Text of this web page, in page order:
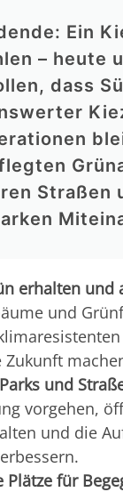
Ein
– heute
dass
Straßen
erhalten und
und
und
vorgehen,
und die
Plätze für